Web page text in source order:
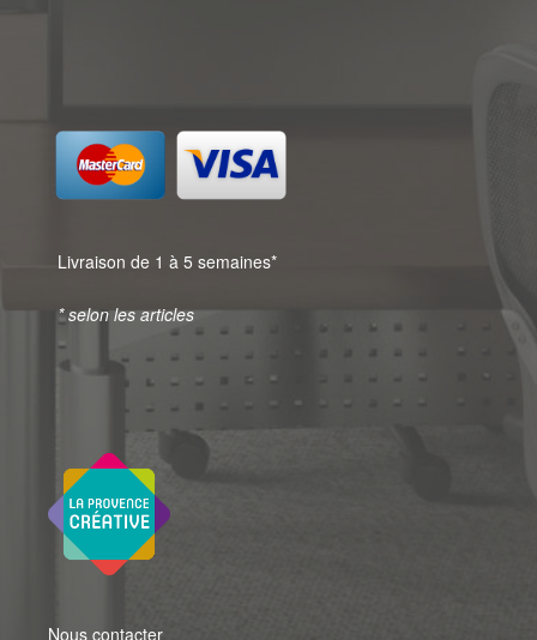
Livraison de 1 à 5 semaines*
* selon les articles
Nous contacter